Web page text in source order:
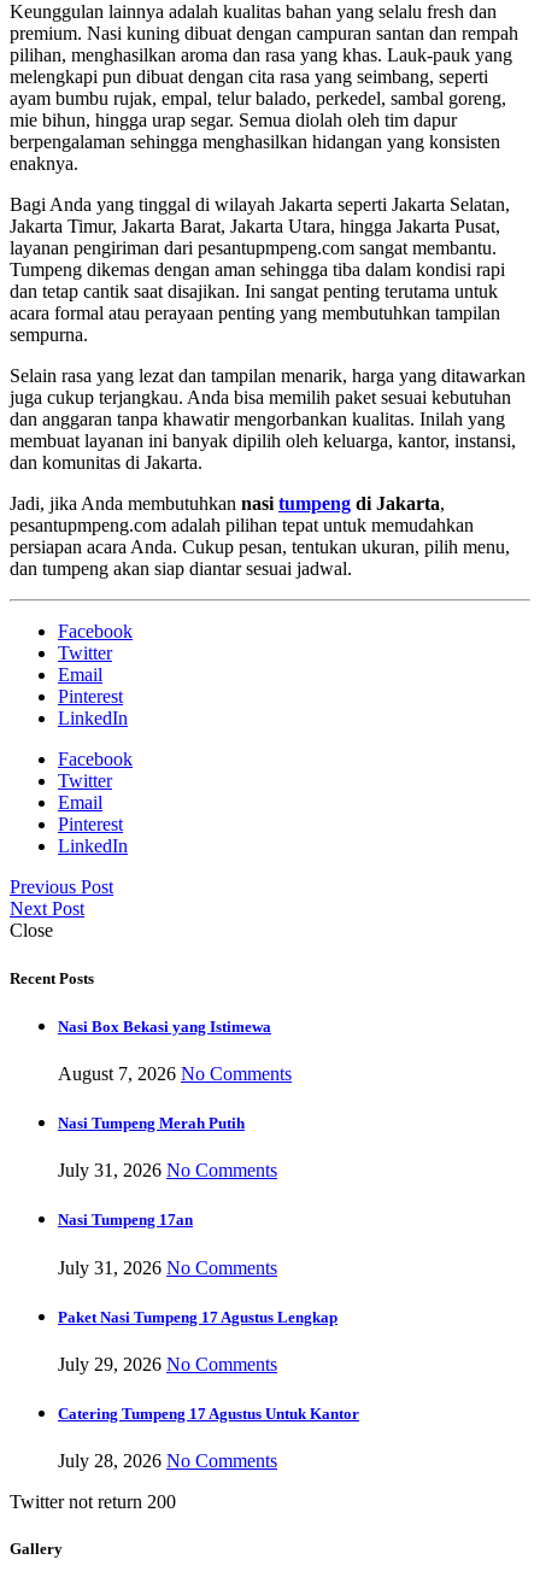
Keunggulan lainnya adalah kualitas bahan yang selalu fresh dan
premium. Nasi kuning dibuat dengan campuran santan dan rempah
pilihan, menghasilkan aroma dan rasa yang khas. Lauk-pauk yang
melengkapi pun dibuat dengan cita rasa yang seimbang, seperti
ayam bumbu rujak, empal, telur balado, perkedel, sambal goreng,
mie bihun, hingga urap segar. Semua diolah oleh tim dapur
berpengalaman sehingga menghasilkan hidangan yang konsisten
enaknya.
Bagi Anda yang tinggal di wilayah Jakarta seperti Jakarta Selatan,
Jakarta Timur, Jakarta Barat, Jakarta Utara, hingga Jakarta Pusat,
layanan pengiriman dari pesantupmpeng.com sangat membantu.
Tumpeng dikemas dengan aman sehingga tiba dalam kondisi rapi
dan tetap cantik saat disajikan. Ini sangat penting terutama untuk
acara formal atau perayaan penting yang membutuhkan tampilan
sempurna.
Selain rasa yang lezat dan tampilan menarik, harga yang ditawarkan
juga cukup terjangkau. Anda bisa memilih paket sesuai kebutuhan
dan anggaran tanpa khawatir mengorbankan kualitas. Inilah yang
membuat layanan ini banyak dipilih oleh keluarga, kantor, instansi,
dan komunitas di Jakarta.
Jadi, jika Anda membutuhkan nasitumpeng di Jakarta,
pesantupmpeng.com adalah pilihan tepat untuk memudahkan
persiapan acara Anda. Cukup pesan, tentukan ukuran, pilih menu,
dan tumpeng akan siap diantar sesuai jadwal.
Facebook
Twitter
Email
Pinterest
LinkedIn
Facebook
Twitter
Email
Pinterest
LinkedIn
Previous Post
Next Post
Close
Recent Posts
Nasi Box Bekasi yang Istimewa
August 7, 2026 No Comments
Nasi Tumpeng Merah Putih
July 31, 2026 No Comments
Nasi Tumpeng 17an
July 31, 2026 No Comments
Paket Nasi Tumpeng 17 Agustus Lengkap
July 29, 2026 No Comments
Catering Tumpeng 17 Agustus Untuk Kantor
July 28, 2026 No Comments
Twitter not return 200
Gallery